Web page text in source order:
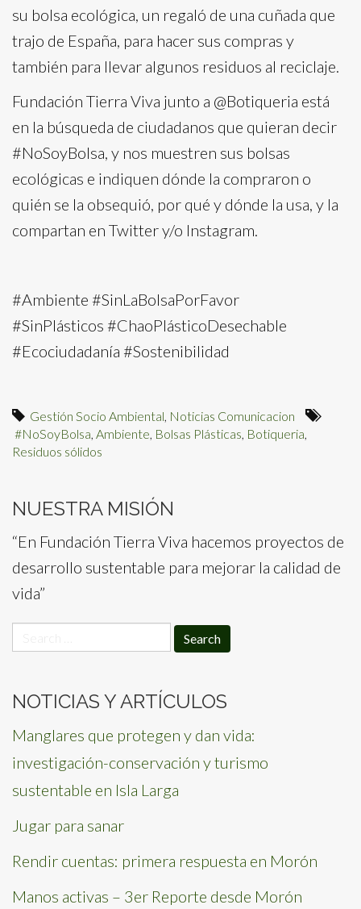
su bolsa ecológica, un regaló de una cuñada que
trajo de España, para hacer sus compras y
también para llevar algunos residuos al reciclaje.
Fundación Tierra Viva junto a @Botiqueria está
en la búsqueda de ciudadanos que quieran decir
#NoSoyBolsa, y nos muestren sus bolsas
ecológicas e indiquen dónde la compraron o
quién se la obsequió, por qué y dónde la usa, y la
compartan en Twitter y/o Instagram.
#Ambiente #SinLaBolsaPorFavor
#SinPlásticos #ChaoPlásticoDesechable
#Ecociudadanía #Sostenibilidad
Gestión Socio Ambiental, Noticias Comunicacion
#NoSoyBolsa, Ambiente, Bolsas Plásticas, Botiqueria,
Residuos sólidos
NUESTRA MISIÓN
“En Fundación Tierra Viva hacemos proyectos de
desarrollo sustentable para mejorar la calidad de
vida”
for:
NOTICIAS Y ARTÍCULOS
Manglares que protegen y dan vida:
investigación-conservación y turismo
sustentable en Isla Larga
Jugar para sanar
Rendir cuentas: primera respuesta en Morón
Manos activas – 3er Reporte desde Morón